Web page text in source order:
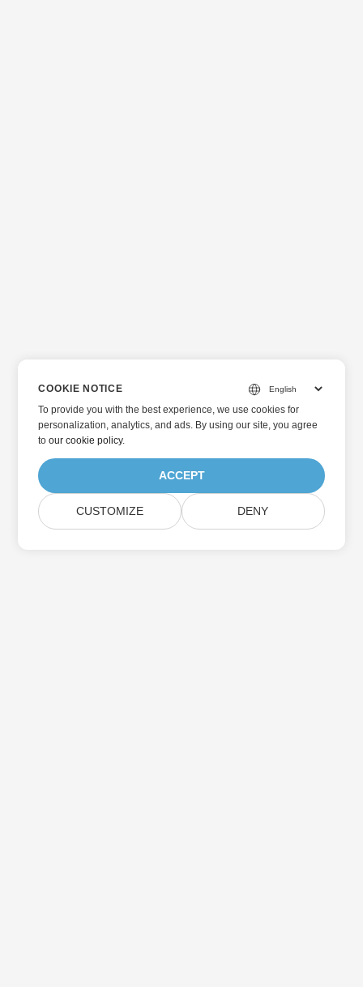
COOKIE NOTICE
To provide you with the best experience, we use cookies for
personalization, analytics, and ads. By using our site, you agree
toour cookie policy.
ACCEPT
CUSTOMIZE DENY